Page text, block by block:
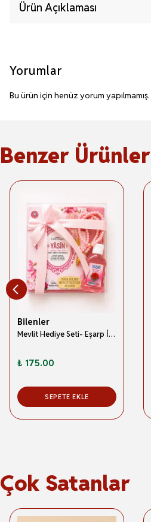
Ürün Açıklaması
Yorumlar
Bu ürün için henüz yorum yapılmamış.
Benzer Ürünler
Bilenler
Mevlit Hediye Seti- Eşarp İnci Tesbih Gül Suyu Özel Kutulu Set Pembe
₺ 175.00
SEPETE EKLE
Çok Satanlar